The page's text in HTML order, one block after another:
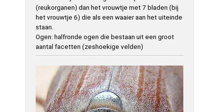
(reukorganen) dan het vrouwtje met 7 bladen (bij
het vrouwtje 6) die als een waaier aan het uiteinde
staan.
Ogen: halfronde ogen die bestaan uit een groot
aantal facetten (zeshoekige velden)